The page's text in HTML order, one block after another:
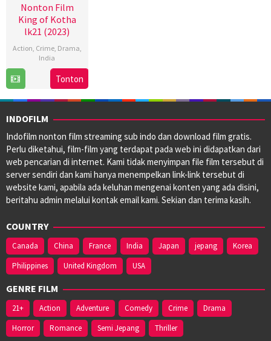
Nonton Film
King of Kotha
lk21 (2023)
Action Crime, Drama
India
Aug
2023
Abhilash
Joshiy
Tonton
INDOFILM
Indofilm nonton film streaming sub indo dan download film gratis.
Perlu diketahui, film-film yang terdapat pada web ini didapatkan dari
web pencarian di internet. Kami tidak menyimpan file film tersebut di
server sendiri dan kami hanya menempelkan link-link tersebut di
website kami, apabila ada keluhan mengenai konten yang ada disini,
beritahu admin melalui kontak email kami. Sekian dan terima kasih.
COUNTRY
Canada China France India Japan jepang
Korea
Philippines
United Kingdom USA
GENRE FILM
21+ Action Adventure Comedy Crime
Drama
Horror
Romance Semi Jepang Thriller